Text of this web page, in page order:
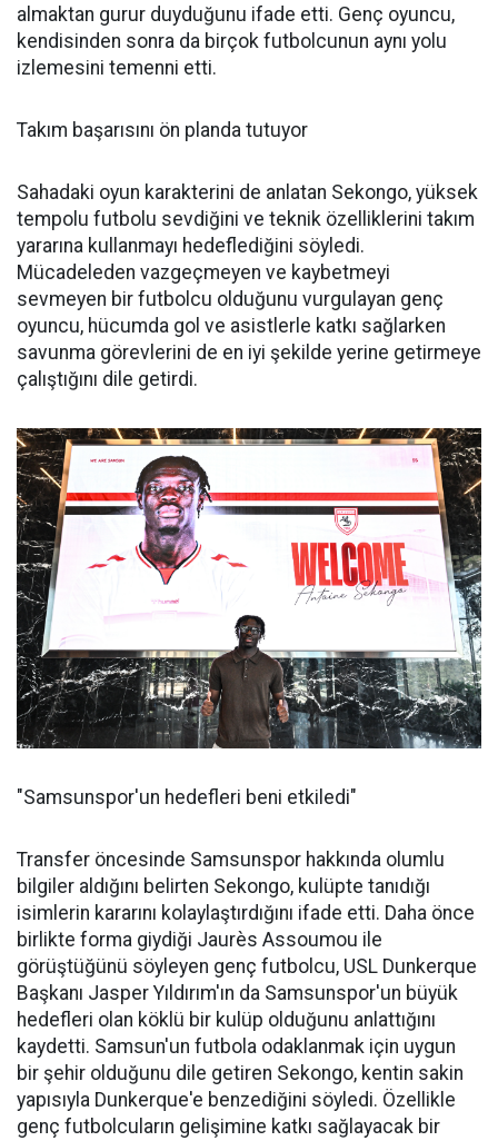
almaktan gurur duyduğunu ifade etti. Genç oyuncu,
kendisinden sonra da birçok futbolcunun aynı yolu
izlemesini temenni etti.
Takım başarısını ön planda tutuyor
Sahadaki oyun karakterini de anlatan Sekongo, yüksek
tempolu futbolu sevdiğini ve teknik özelliklerini takım
yararına kullanmayı hedeflediğini söyledi.
Mücadeleden vazgeçmeyen ve kaybetmeyi
sevmeyen bir futbolcu olduğunu vurgulayan genç
oyuncu, hücumda gol ve asistlerle katkı sağlarken
savunma görevlerini de en iyi şekilde yerine getirmeye
çalıştığını dile getirdi.
"Samsunspor'un hedefleri beni etkiledi"
Transfer öncesinde Samsunspor hakkında olumlu
bilgiler aldığını belirten Sekongo, kulüpte tanıdığı
isimlerin kararını kolaylaştırdığını ifade etti. Daha önce
birlikte forma giydiği Jaurès Assoumou ile
görüştüğünü söyleyen genç futbolcu, USL Dunkerque
Başkanı Jasper Yıldırım'ın da Samsunspor'un büyük
hedefleri olan köklü bir kulüp olduğunu anlattığını
kaydetti. Samsun'un futbola odaklanmak için uygun
bir şehir olduğunu dile getiren Sekongo, kentin sakin
yapısıyla Dunkerque'e benzediğini söyledi. Özellikle
genç futbolcuların gelişimine katkı sağlayacak bir